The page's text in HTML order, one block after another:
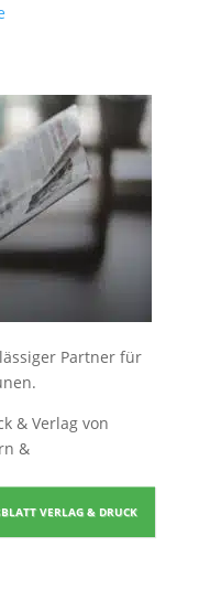
Partner für
& Verlag von
&
VERLAG & DRUCK